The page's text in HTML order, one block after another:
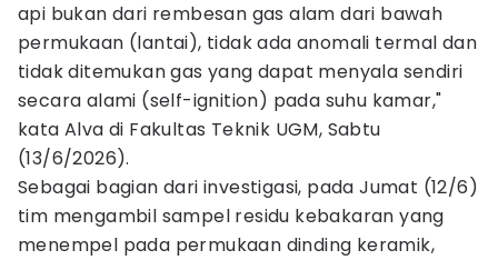
api bukan dari rembesan gas alam dari bawah
permukaan (lantai), tidak ada anomali termal dan
tidak ditemukan gas yang dapat menyala sendiri
secara alami (self-ignition) pada suhu kamar,"
kata Alva di Fakultas Teknik UGM, Sabtu
(13/6/2026).
Sebagai bagian dari investigasi, pada Jumat (12/6)
tim mengambil sampel residu kebakaran yang
menempel pada permukaan dinding keramik,